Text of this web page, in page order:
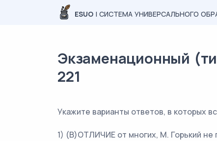
ESUO | СИСТЕМА УНИВЕРСАЛЬНОГО
Экзаменационный
221
Укажите варианты ответов, в которых
1) (В)ОТЛИЧИЕ от многих, М. Горький не